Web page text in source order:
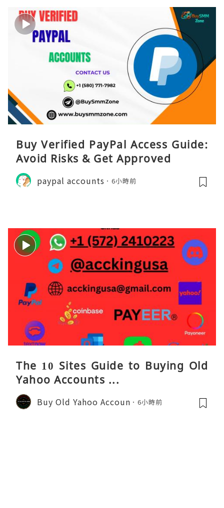
Buy Verified PayPal Access Guide:
Avoid Risks & Get Approved
paypal accounts 6小時前
The 10 Sites Guide to Buying Old
Yahoo Accounts ...
Buy Old Yahoo Accoun 6小時前